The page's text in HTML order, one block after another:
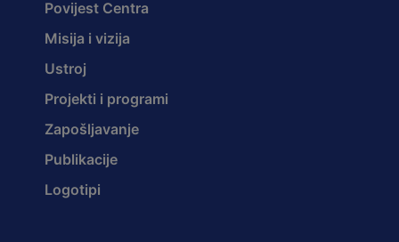
Povijest Centra
Misija i vizija
Ustroj
Projekti i programi
Zapošljavanje
Publikacije
Logotipi